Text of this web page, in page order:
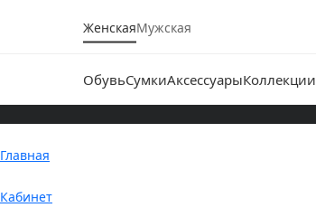
ЖенскаяМужская
ОбувьСумкиАксессуарыКоллекции
Главная
Кабинет